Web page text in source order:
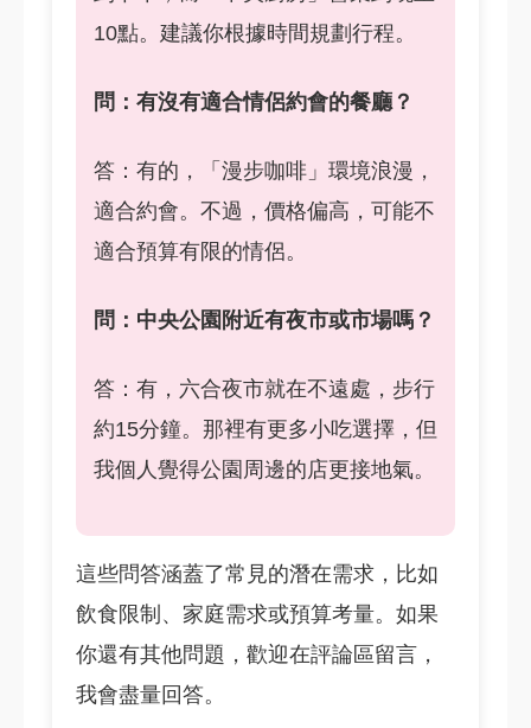
10點。建議你根據時間規劃行程。
問：有沒有適合情侶約會的餐廳？
答：有的，「漫步咖啡」環境浪漫，
適合約會。不過，價格偏高，可能不
適合預算有限的情侶。
問：中央公園附近有夜市或市場嗎？
答：有，六合夜市就在不遠處，步行
約15分鐘。那裡有更多小吃選擇，但
我個人覺得公園周邊的店更接地氣。
這些問答涵蓋了常見的潛在需求，比如
飲食限制、家庭需求或預算考量。如果
你還有其他問題，歡迎在評論區留言，
我會盡量回答。